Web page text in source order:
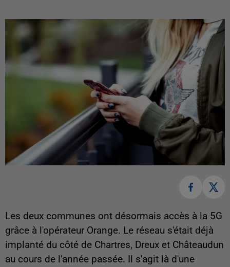
Les deux communes ont désormais accès à la 5G
grâce à l'opérateur Orange. Le réseau s'était déjà
implanté du côté de Chartres, Dreux et Châteaudun
au cours de l'année passée. Il s'agit là d'une